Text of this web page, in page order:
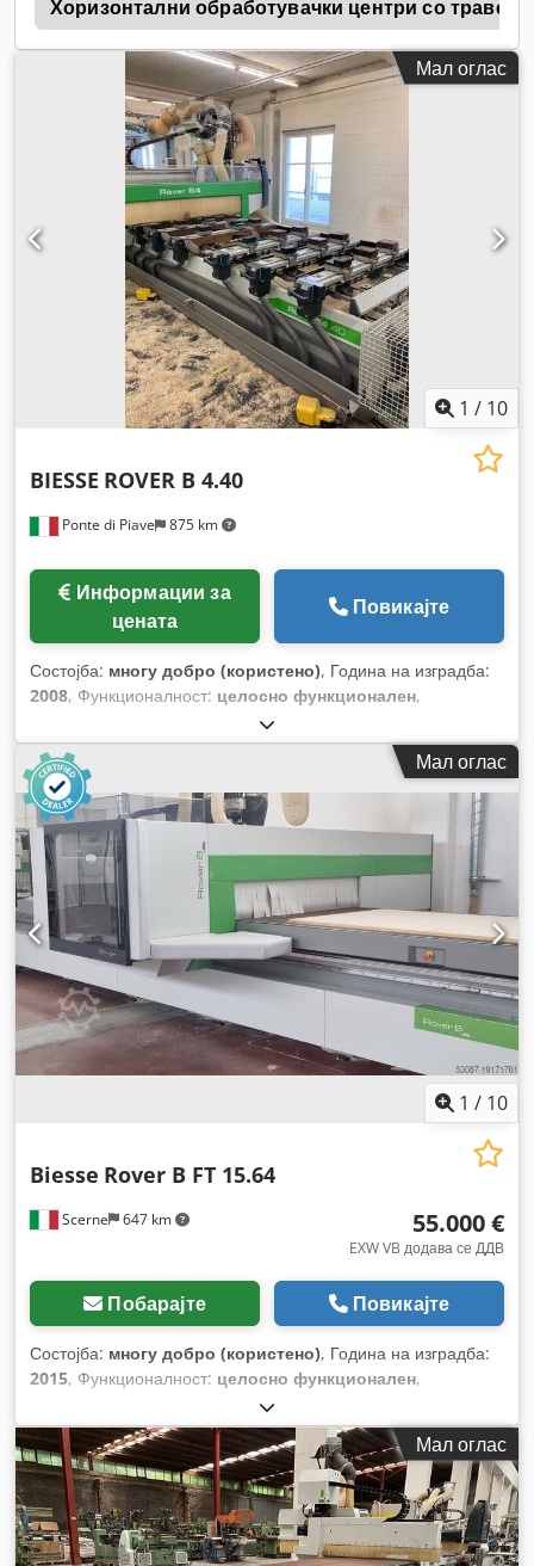
Хоризонтални обработувачки центри со
Мал оглас
1 / 10
Ponte di Piave 875 km
BIESSE ROVER B 4.40
цената
Повикајте
Состојба: многу добро (користено), Година на изградба:
2008, Функционалност: целосно функционален,
Мал оглас
1 / 10
Scerne 647 km
Biesse Rover B FT 15.64
55.000 €
EXW VB додава се ДДВ
Побарајте Повикајте
Состојба: многу добро (користено), Година на изградба:
2015, Функционалност: целосно функционален,
Мал оглас